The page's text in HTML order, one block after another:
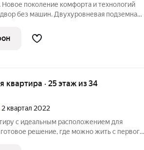
поколение комфорта и технологий
без машин. Двухуровневая подземная
большие окна, системы фильтрации
квартира · 25 этаж из 34
2 квартал 2022
с идеальным расположением для
решение, где можно жить с первого